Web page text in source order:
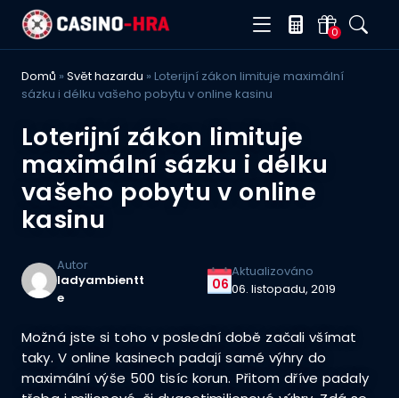
0
Domů » Svět hazardu » Loterijní zákon limituje maximální
sázku i délku vašeho pobytu v online kasinu
Loterijní zákon limituje
maximální sázku i délku
vašeho pobytu v online
kasinu
Autor
ladyambientt
e
06
Aktualizováno
06. listopadu, 2019
Možná jste si toho v poslední době začali všímat
taky. V online kasinech padají samé výhry do
maximální výše 500 tisíc korun. Přitom dříve padaly